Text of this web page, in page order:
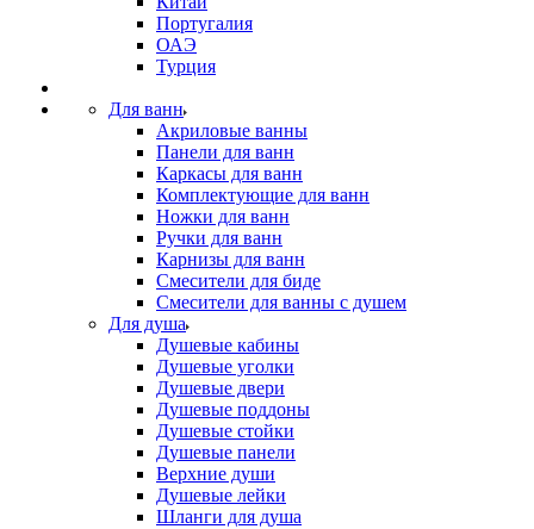
Португалия
ОАЭ
Турция
Для ванн
Акриловые ванны
Панели для ванн
Каркасы для ванн
Комплектующие для ванн
Ножки для ванн
Ручки для ванн
Карнизы для ванн
Смесители для биде
Смесители для ванны с душем
Для душа
Душевые кабины
Душевые уголки
Душевые двери
Душевые поддоны
Душевые стойки
Душевые панели
Верхние души
Душевые лейки
Шланги для душа